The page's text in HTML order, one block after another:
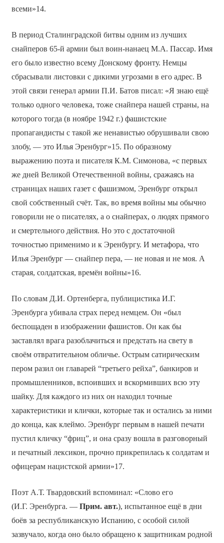
всеми»14.
В период Сталинградской битвы одним из лучших
снайперов 65-й армии был воин-нанаец М.А. Пассар. Имя
его было известно всему Донскому фронту. Немцы
сбрасывали листовки с дикими угрозами в его адрес. В
этой связи генерал армии П.И. Батов писал: «Я знаю ещё
только одного человека, тоже снайпера нашей страны, на
которого тогда (в ноябре 1942 г.) фашистские
пропагандисты с такой же ненавистью обрушивали свою
злобу, — это Илья Эренбург»15. По образному
выражению поэта и писателя К.М. Симонова, «с первых
же дней Великой Отечественной войны, сражаясь на
страницах наших газет с фашизмом, Эренбург открыл
свой собственный счёт. Так, во время войны мы обычно
говорили не о писателях, а о снайперах, о людях прямого
и смертельного действия. Но это с достаточной
точностью применимо и к Эренбургу. И метафора, что
Илья Эренбург — снайпер пера, — не новая и не моя. А
старая, солдатская, времён войны»16.
По словам Д.И. Ортенберга, публицистика И.Г.
Эренбурга убивала страх перед немцем. Он «был
беспощаден в изображении фашистов. Он как бы
заставлял врага разоблачиться и предстать на свету в
своём отвратительном обличье. Острым сатирическим
пером разил он главарей “третьего рейха”, банкиров и
промышленников, вспоивших и вскормивших всю эту
шайку. Для каждого из них он находил точные
характеристики и клички, которые так и остались за ними
до конца, как клеймо. Эренбург первым в нашей печати
пустил кличку “фриц”, и она сразу вошла в разговорный
и печатный лексикон, прочно прикрепилась к солдатам и
офицерам нацистской армии»17.
Поэт А.Т. Твардовский вспоминал: «Слово его
(И.Г. Эренбурга. — Прим. авт.), испытанное ещё в дни
боёв за республиканскую Испанию, с особой силой
зазвучало, когда оно было обращено к защитникам родной